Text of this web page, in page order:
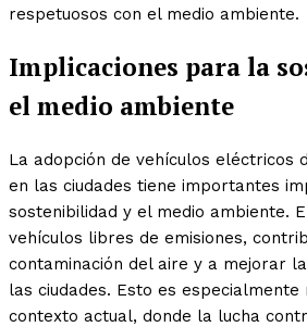
respetuosos con el medio ambiente.
Implicaciones para la
el medio ambiente
La adopción de vehículos eléctricos
en las ciudades tiene importantes
sostenibilidad y el medio ambiente.
vehículos libres de emisiones,
contaminación del aire y a mejorar
las ciudades. Esto es
contexto actual, donde la lucha